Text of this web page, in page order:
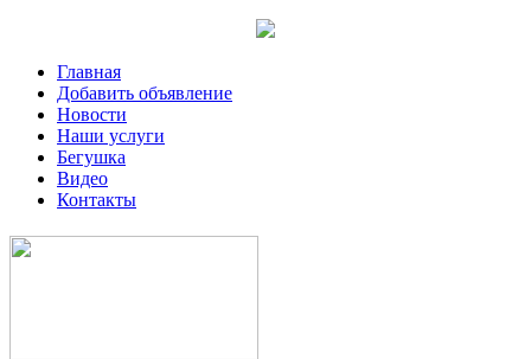
Главная
Добавить объявление
Новости
Наши услуги
Бегушка
Видео
Контакты